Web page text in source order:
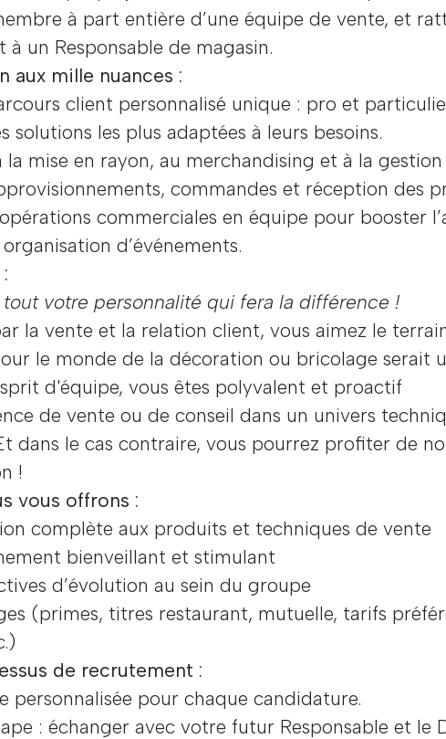
à part entière d’une équipe de vente, et
un Responsable de magasin.
aux mille nuances :
client personnalisé unique : pro et
solutions les plus adaptées à leurs besoins.
la mise en rayon, au merchandising et à la
commandes et réception des
commerciales en équipe pour booster
d’événements.
tout votre personnalité qui fera la différence !
la vente et la relation client, vous aimez le
le monde de la décoration ou bricolage serait
d'équipe, vous êtes polyvalent et proactif
de vente ou de conseil dans un univers
dans le cas contraire, vous pourrez profiter de
!
vous offrons :
complète aux produits et techniques de vente
bienveillant et stimulant
d’évolution au sein du groupe
(primes, titres restaurant, mutuelle, tarifs
de recrutement :
personnalisée pour chaque candidature.
: échanger avec votre futur Responsable et le